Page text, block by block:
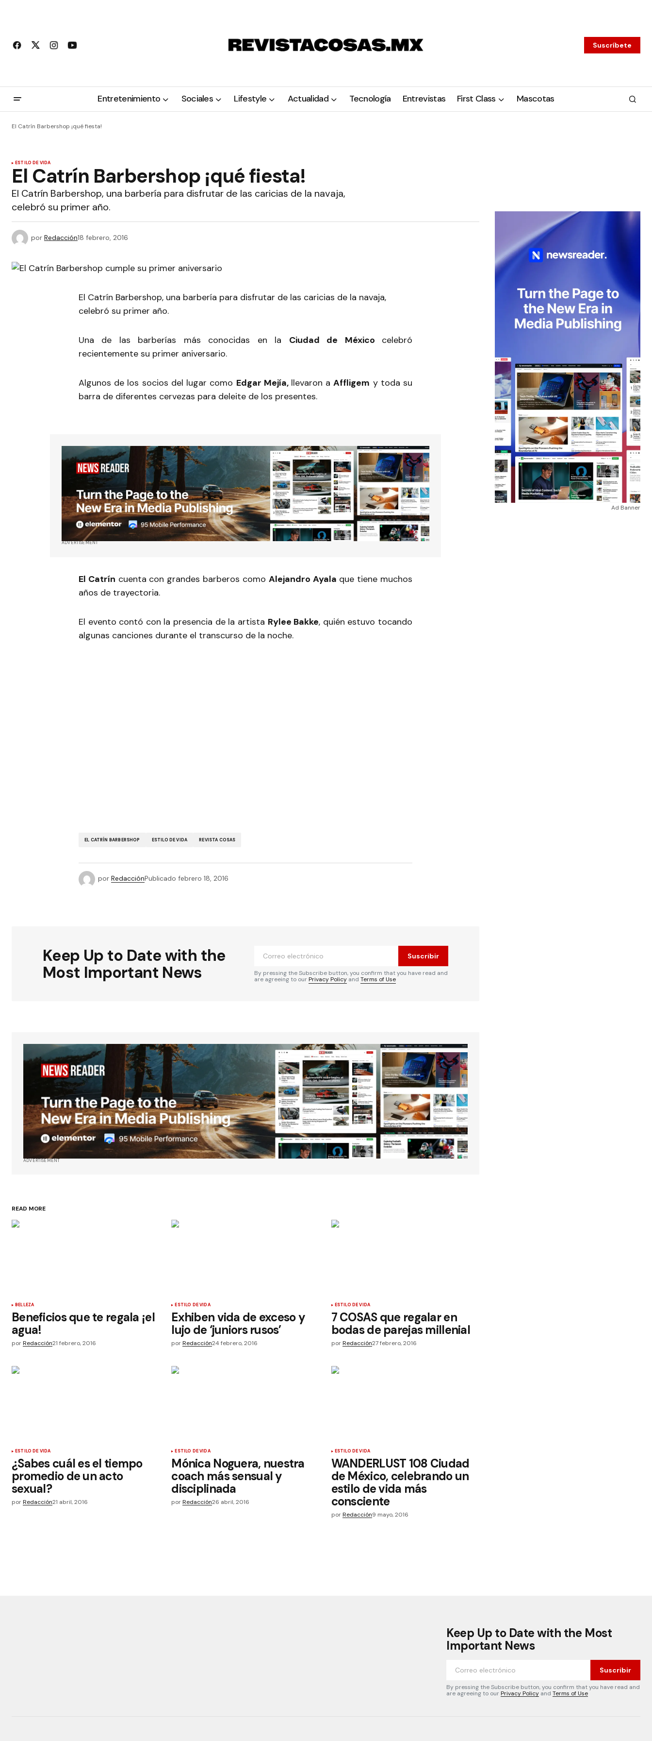
Suscríbete
Entretenimiento Sociales Lifestyle Actualidad Tecnología Entrevistas First Class Mascotas
El Catrín Barbershop ¡qué fiesta!
ESTILO DE VIDA
El Catrín Barbershop ¡qué fiesta!
El Catrín Barbershop, una barbería para disfrutar de las caricias de la navaja,
celebró su primer año.
por Redacción18 febrero, 2016
El Catrín Barbershop, una barbería para disfrutar de las caricias de la navaja,
celebró su primer año.
Una de las barberías más conocidas en la Ciudad de México celebró
recientemente su primer aniversario.
Algunos de los socios del lugar como Edgar Mejía, llevaron aAffligem y toda su
barra de diferentes cervezas para deleite de los presentes.
ADVERTISEMENT
El Catrín cuenta con grandes barberos como Alejandro Ayala que tiene muchos
años de trayectoria.
El evento contó con la presencia de la artista Rylee Bakke, quién estuvo tocando
algunas canciones durante el transcurso de la noche.
EL CATRÍN BARBERSHOP ESTILO DE VIDA REVISTA COSAS
por RedacciónPublicado febrero 18, 2016
Keep Up to Date with the
Most Important News
Suscribir
By pressing the Subscribe button, you confirm that you have read and
are agreeing to ourPrivacy Policy and Terms of Use
ADVERTISEMENT
READ MORE
BELLEZA
Beneficios que te regala ¡el
agua!
porRedacción21 febrero, 2016
ESTILO DE VIDA
Exhiben vida de exceso y
lujo de ‘juniors rusos’
por Redacción24 febrero, 2016
ESTILO DE VIDA
7 COSAS que regalar en
bodas de parejas millenial
por Redacción27 febrero, 2016
ESTILO DE VIDA
¿Sabes cuál es el tiempo
promedio de un acto
sexual?
porRedacción21 abril, 2016
ESTILO DE VIDA
Mónica Noguera, nuestra
coach más sensual y
disciplinada
por Redacción26 abril, 2016
ESTILO DE VIDA
WANDERLUST 108 Ciudad
de México, celebrando un
estilo de vida más
consciente
por Redacción9 mayo, 2016
Ad Banner
Keep Up to Date with the Most
Important News
Suscribir
By pressing the Subscribe button, you confirm that you have read and
are agreeing to ourPrivacy Policy and Terms of Use